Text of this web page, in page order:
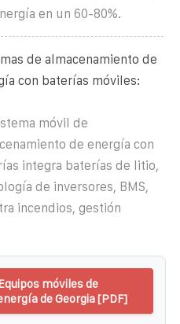
en un 60-80%.
de almacenamiento de
con baterías móviles:
móvil de
de energía con
integra baterías de litio,
de inversores, BMS,
incendios, gestión
móviles de
de Georgia [PDF]